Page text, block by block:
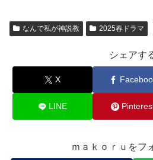
なんで私が神説教 2025春ドラマ
シェアす
X
LINE
ｍａｋｏｒｕをフ